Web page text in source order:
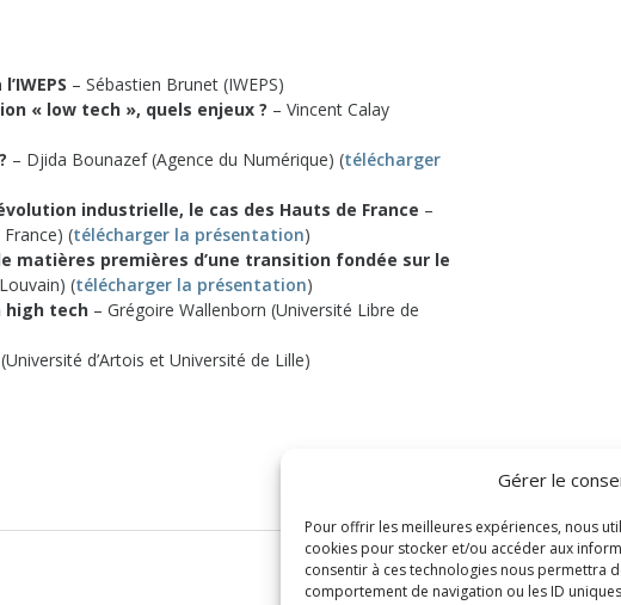
Gérer le
Pour offrir les meilleures expériences, nous
cookies pour stocker et/ou accéder aux
consentir à ces technologies nous permettra
comportement de navigation ou les ID
– Sébastien Brunet (IWEPS)
« low tech », quels enjeux ? – Vincent Calay
– Djida Bounazef (Agence du Numérique) (télécharger
industrielle, le cas des Hauts de France –
(télécharger la présentation)
matières premières d’une transition fondée sur le
(télécharger la présentation)
high tech – Grégoire Wallenborn (Université Libre de
d’Artois et Université de Lille)